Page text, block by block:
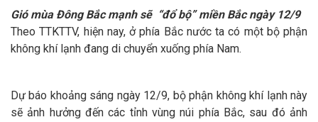
Gió mùa Đông Bắc mạnh sẽ “đổ bộ” miền Bắc ngày 12/9
Theo TTKTTV, hiện nay, ở phía Bắc nước ta có một bộ phận
không khí lạnh đang di chuyển xuống phía Nam.
Dự báo khoảng sáng ngày 12/9, bộ phận không khí lạnh này
sẽ ảnh hưởng đến các tỉnh vùng núi phía Bắc, sau đó ảnh